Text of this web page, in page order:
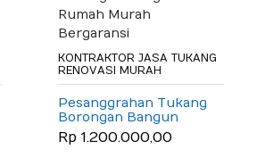
KONTRAKTOR JASA TUKANG
RENOVASI MURAH
Pesanggrahan Tukang
Borongan Bangun
Rumah Murah
Bergaransi
Rp 1.200.000,00